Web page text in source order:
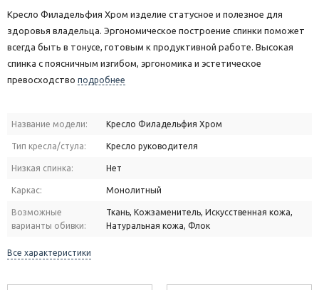
Кресло Филадельфия Хром изделие статусное и полезное для
здоровья владельца. Эргономическое построение спинки поможет
всегда быть в тонусе, готовым к продуктивной работе. Высокая
спинка с поясничным изгибом, эргономика и эстетическое
превосходство подробнее
Название модели: Кресло Филадельфия Хром
Тип кресла/стула: Кресло руководителя
Низкая спинка: Нет
Каркас: Монолитный
Возможные
варианты обивки:
Ткань, Кожзаменитель, Искусственная кожа,
Натуральная кожа, Флок
Все характеристики